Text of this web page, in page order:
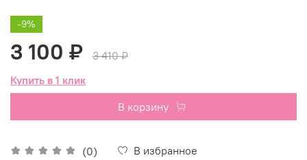
(0) В избранное
-9%
3 100 ₽
3 410 ₽
Купить в 1 клик
В корзину